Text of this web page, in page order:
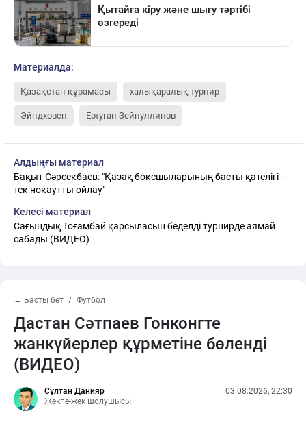
Материалда:
Қазақстан құрамасы халықаралық турнир
Эйндховен Ертуған Зейнуллинов
Алдыңғы материал
Бақыт Сәрсекбаев: "Қазақ боксшыларының басты қателігі —
тек нокаутты ойлау"
Келесі материал
Сағындық Тоғамбай қарсыласын беделді турнирде аямай
сабады (ВИДЕО)
← Басты бет Футбол
Дастан Сәтпаев Гонконгте
жанкүйерлер құрметіне бөленді
(ВИДЕО)
Сұлтан Данияр
Жекпе-жек шолушысы
03.08.2026, 22:30